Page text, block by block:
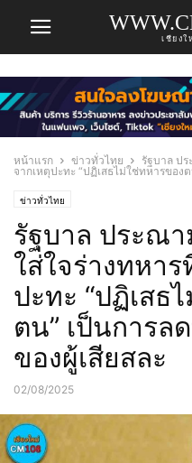
เชียง
หน้าแรก ข่าวทั่วไทย
รัฐบาล ปร
จากเหตุปะทะ “ปฏิเสธไม่ใช่ทหารของ
ข่าวทั่วไทย
รัฐบาล ประณา
ใส่ใจร่างทหา
ปะทะ “ปฏิเสธ
ตน” เป็นการล
ของผู้เสียสละ
02/08/2025